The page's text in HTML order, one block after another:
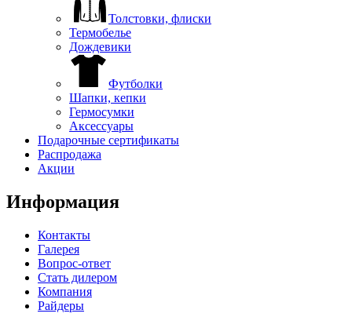
Толстовки, флиски
Термобелье
Дождевики
Футболки
Шапки, кепки
Гермосумки
Аксессуары
Подарочные сертификаты
Распродажа
Акции
Информация
Контакты
Галерея
Вопрос-ответ
Стать дилером
Компания
Райдеры